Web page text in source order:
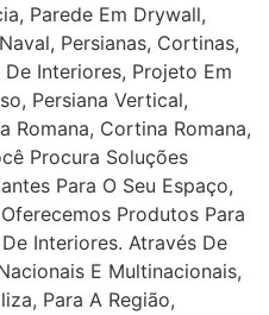
Parede Em Drywall,
Persianas, Cortinas,
Interiores, Projeto Em
Persiana Vertical,
Romana, Cortina Romana,
Procura Soluções
Para O Seu Espaço,
Produtos Para
Interiores. Através De
E Multinacionais,
Para A Região,